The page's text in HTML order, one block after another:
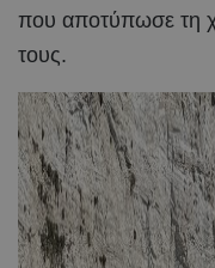
που αποτύπωσε τη
τους.